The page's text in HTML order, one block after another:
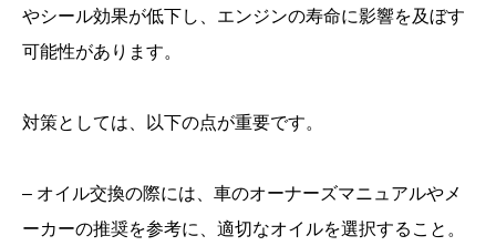
やシール効果が低下し、エンジンの寿命に影響を及ぼす
可能性があります。
対策としては、以下の点が重要です。
– オイル交換の際には、車のオーナーズマニュアルやメ
ーカーの推奨を参考に、適切なオイルを選択すること。